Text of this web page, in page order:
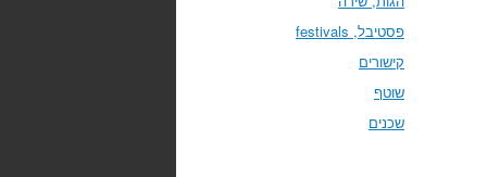
פסטיבל, festivals
קישורים
שוטף
שכנים